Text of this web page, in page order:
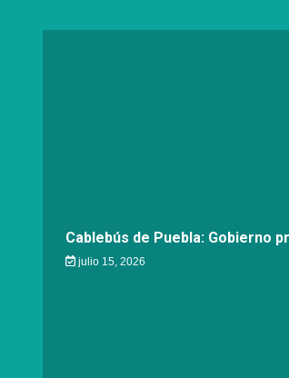
Cablebús de Puebla: Gobierno
julio 15, 2026